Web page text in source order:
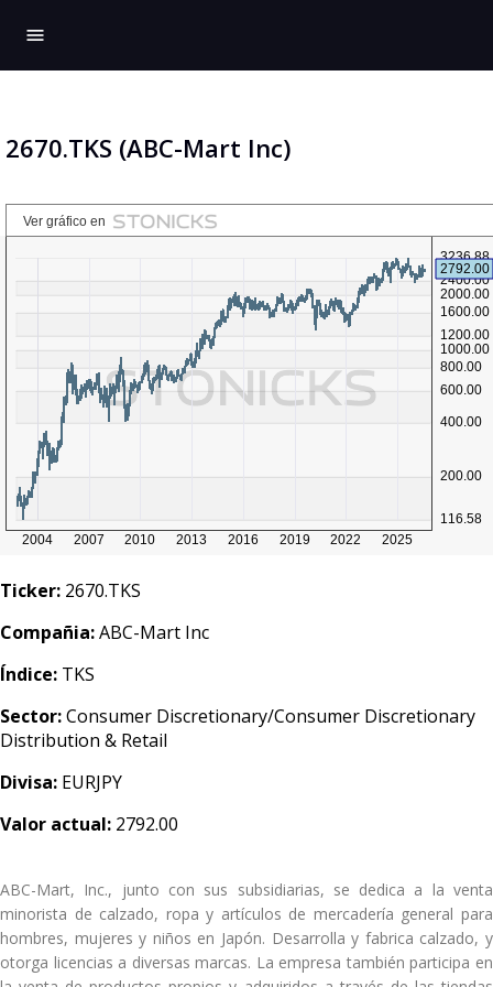
menu
2670.TKS (ABC-Mart Inc)
Ticker: 2670.TKS
Compañia:ABC-Mart Inc
Índice: TKS
Sector:Consumer Discretionary/Consumer Discretionary
Distribution & Retail
Divisa: EURJPY
Valor actual: 2792.00
ABC-Mart, Inc., junto con sus subsidiarias, se dedica a la venta
minorista de calzado, ropa y artículos de mercadería general para
hombres, mujeres y niños en Japón. Desarrolla y fabrica calzado, y
otorga licencias a diversas marcas. La empresa también participa en